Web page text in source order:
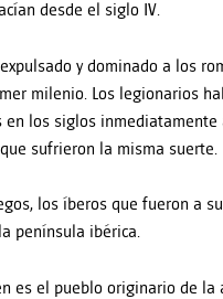
desde el siglo IV.
y dominado a los
milenio. Los legionarios
en los siglos
sufrieron la misma suerte.
los íberos que fueron a
península ibérica.
es el pueblo originario de la